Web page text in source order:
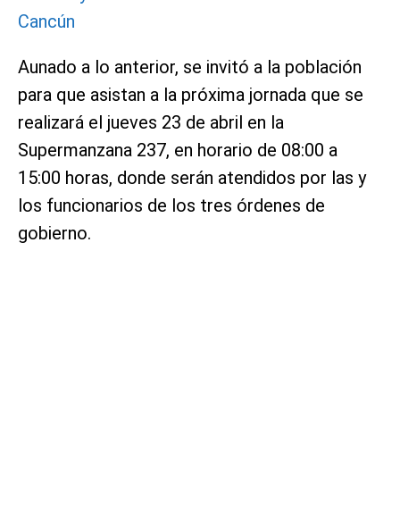
Cancún
Aunado a lo anterior, se invitó a la población
para que asistan a la próxima jornada que se
realizará el jueves 23 de abril en la
Supermanzana 237, en horario de 08:00 a
15:00 horas, donde serán atendidos por las y
los funcionarios de los tres órdenes de
gobierno.